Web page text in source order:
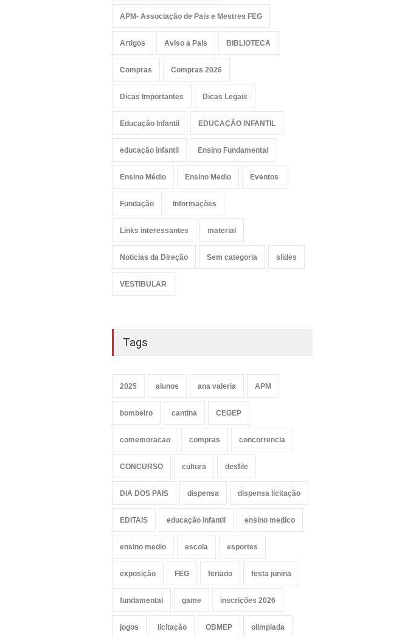
APM- Associação de Pais e Mestres FEG
Artigos Aviso a Pais BIBLIOTECA
Compras Compras 2026
Dicas Importantes Dicas Legais
Educação Infantil EDUCAÇÃO INFANTIL
educação infantil Ensino Fundamental
Ensino Médio Ensino Medio Eventos
Fundação Informações
Links interessantes material
Noticias da Direção Sem categoria slides
VESTIBULAR
Tags
2025 alunos ana valeria APM
bombeiro cantina CEGEP
comemoracao compras concorrencia
CONCURSO cultura desfile
DIA DOS PAIS dispensa dispensa licitação
EDITAIS educação infantil ensino medico
ensino medio escola esportes
exposição FEG feriado festa junina
fundamental game inscrições 2026
jogos licitação OBMEP olimpiada